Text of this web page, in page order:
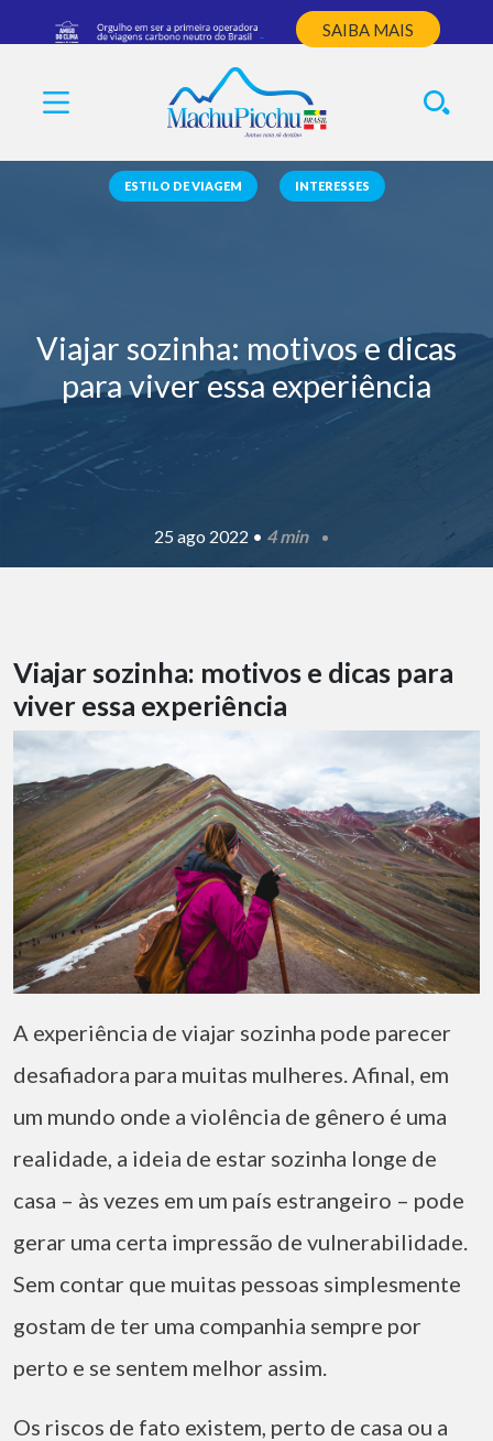
SAIBA MAIS
ESTILO DE VIAGEM INTERESSES
Viajar sozinha: motivos e dicas
para viver essa experiência
25 ago 2022 • 4 min
Viajar sozinha: motivos e dicas para
viver essa experiência
A experiência de viajar sozinha pode parecer
desafiadora para muitas mulheres. Afinal, em
um mundo onde a violência de gênero é uma
realidade, a ideia de estar sozinha longe de
casa – às vezes em um país estrangeiro – pode
gerar uma certa impressão de vulnerabilidade.
Sem contar que muitas pessoas simplesmente
gostam de ter uma companhia sempre por
perto e se sentem melhor assim.
Os riscos de fato existem, perto de casa ou a